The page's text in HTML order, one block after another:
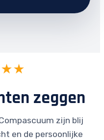
zeggen
zijn blij
en de persoonlijke